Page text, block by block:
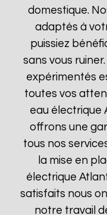
domestique.
adaptés à
puissiez
sans vous
expérimentés
toutes vos
eau électrique
offrons une
tous nos
la mise en
électrique
satisfaits nous
notre travail